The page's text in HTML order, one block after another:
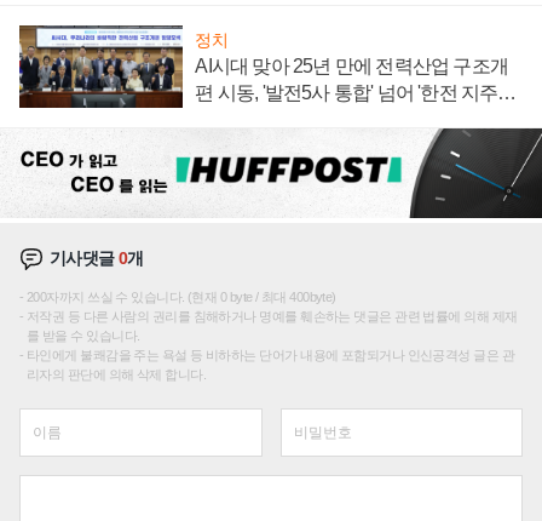
정치
AI시대 맞아 25년 만에 전력산업 구조개
편 시동, '발전5사 통합' 넘어 '한전 지주사'
기사댓글0개
200자까지 쓰실 수 있습니다. (현재 0 byte / 최대 400byte)
저작권 등 다른 사람의 권리를 침해하거나 명예를 훼손하는 댓글은 관련 법률에 의해 제재
를 받을 수 있습니다.
타인에게 불쾌감을 주는 욕설 등 비하하는 단어가 내용에 포함되거나 인신공격성 글은 관
리자의 판단에 의해 삭제 합니다.